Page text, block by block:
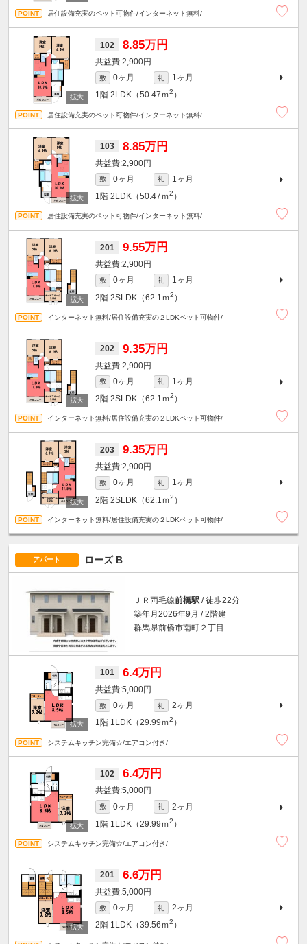
居住設備充実のペット可物件/インターネット無料/
102 8.85万円
2,900円
敷 0ヶ月 礼
1ヶ月
1階 2LDK（50.47ｍ2 ）
居住設備充実のペット可物件/インターネット無料/
103 8.85万円
2,900円
敷 0ヶ月 礼
1ヶ月
1階 2LDK（50.47ｍ2 ）
居住設備充実のペット可物件/インターネット無料/
201 9.55万円
2,900円
敷 0ヶ月 礼
1ヶ月
2階 2SLDK（62.1ｍ2 ）
インターネット無料/居住設備充実の２LDKペット可物件/
202 9.35万円
2,900円
敷 0ヶ月 礼
1ヶ月
2階 2SLDK（62.1ｍ2 ）
インターネット無料/居住設備充実の２LDKペット可物件/
203 9.35万円
2,900円
敷 0ヶ月 礼
1ヶ月
2階 2SLDK（62.1ｍ2 ）
インターネット無料/居住設備充実の２LDKペット可物件/
アパート ローズ B
ＪＲ両毛線前橋駅 / 徒歩22分
築年月2026年9月 / 2階建
群馬県前橋市南町２丁目
101 6.4万円
5,000円
敷 0ヶ月 礼
2ヶ月
1階 1LDK（29.99ｍ2 ）
システムキッチン完備☆/エアコン付き/
102 6.4万円
5,000円
敷 0ヶ月 礼
2ヶ月
1階 1LDK（29.99ｍ2 ）
システムキッチン完備☆/エアコン付き/
201 6.6万円
5,000円
敷 0ヶ月 礼
2ヶ月
2階 1LDK（39.56ｍ2 ）